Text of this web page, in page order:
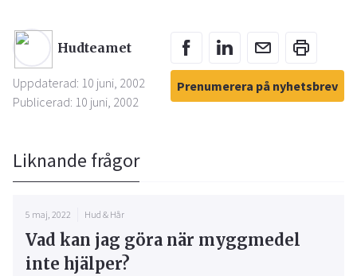
Hudteamet
Uppdaterad: 10 juni, 2002
Publicerad: 10 juni, 2002
Prenumerera på nyhetsbrev
Liknande frågor
5 maj, 2022 Hud & Hår
Vad kan jag göra när myggmedel
inte hjälper?